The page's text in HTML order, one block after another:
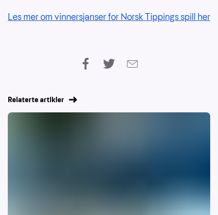
Les mer om vinnersjanser for Norsk Tippings spill her
Relaterte artikler